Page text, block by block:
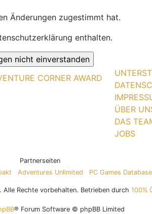
Änderungen zugestimmt hat.
enthalten.
ÜBER
DAS
JOBS
Partnerseiten
Adventures Unlimited PC Games Database
Rechte vorbehalten. Betrieben durch 100%
® Forum Software © phpBB Limited